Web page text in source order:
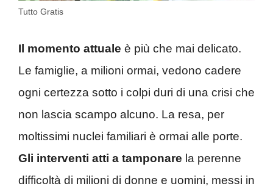
Tutto Gratis
Il momento attuale è più che mai delicato.
Le famiglie, a milioni ormai, vedono cadere
ogni certezza sotto i colpi duri di una crisi che
non lascia scampo alcuno. La resa, per
moltissimi nuclei familiari è ormai alle porte.
Gli interventi atti a tamponare la perenne
difficoltà di milioni di donne e uomini, messi in